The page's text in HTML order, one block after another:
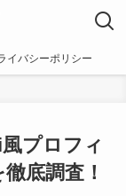
イバシーポリシー
プロフィ
底調査！